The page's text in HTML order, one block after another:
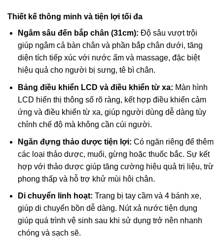
Thiết kế thông minh và tiện lợi tối đa
Ngâm sâu đến bắp chân (31cm): Độ sâu vượt trội
giúp ngâm cả bàn chân và phần bắp chân dưới, tăng
diện tích tiếp xúc với nước ấm và massage, đặc biệt
hiệu quả cho người bị sưng, tê bì chân.
Bảng điều khiển LCD và điều khiển từ xa: Màn hình
LCD hiển thị thông số rõ ràng, kết hợp điều khiển cảm
ứng và điều khiển từ xa, giúp người dùng dễ dàng tùy
chỉnh chế độ mà không cần cúi người.
Ngăn đựng thảo dược tiện lợi: Có ngăn riêng để thêm
các loại thảo dược, muối, gừng hoặc thuốc bắc. Sự kết
hợp với thảo dược giúp tăng cường hiệu quả trị liệu, trừ
phong thấp và hỗ trợ khử mùi hôi chân.
Di chuyển linh hoạt: Trang bị tay cầm và 4 bánh xe,
giúp di chuyển bồn dễ dàng. Nút xả nước tiện dụng
giúp quá trình vệ sinh sau khi sử dụng trở nên nhanh
chóng và sạch sẽ.